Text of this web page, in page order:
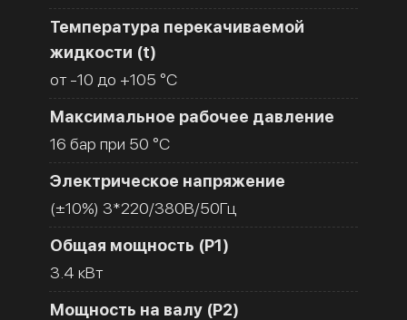
Температура перекачиваемой
жидкости (t)
от -10 до +105 °C
Максимальное рабочее давление
16 бар при 50 °C
Электрическое напряжение
(±10%) 3*220/380В/50Гц
Общая мощность (Р1)
3.4 кВт
Мощность на валу (Р2)